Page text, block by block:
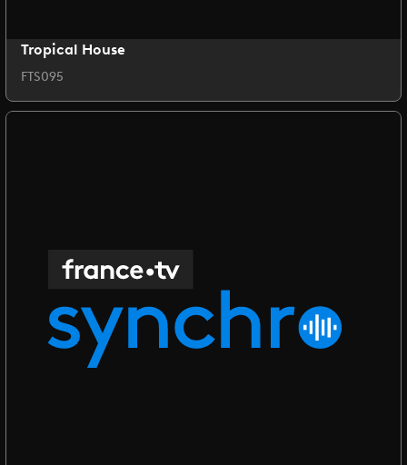
Tropical House
FTS095